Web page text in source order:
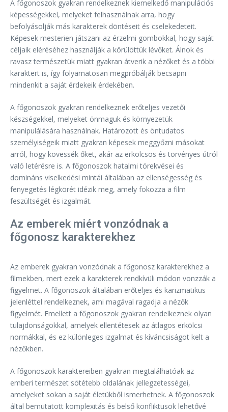
A főgonoszok gyakran rendelkeznek kiemelkedő manipulációs
képességekkel, melyeket felhasználnak arra, hogy
befolyásolják más karakterek döntéseit és cselekedeteit.
Képesek mesterien játszani az érzelmi gombokkal, hogy saját
céljaik eléréséhez használják a körülöttük lévőket. Álnok és
ravasz természetük miatt gyakran átverik a nézőket és a többi
karaktert is, így folyamatosan megpróbálják becsapni
mindenkit a saját érdekeik érdekében.
A főgonoszok gyakran rendelkeznek erőteljes vezetői
készségekkel, melyeket önmaguk és környezetük
manipulálására használnak. Határozott és öntudatos
személyiségeik miatt gyakran képesek meggyőzni másokat
arról, hogy kövessék őket, akár az erkölcsös és törvényes útról
való letérésre is. A főgonoszok hatalmi törekvései és
domináns viselkedési mintái általában az ellenségesség és
fenyegetés légkörét idézik meg, amely fokozza a film
feszültségét és izgalmát.
Az emberek miért vonzódnak a
főgonosz karakterekhez
Az emberek gyakran vonzódnak a főgonosz karakterekhez a
filmekben, mert ezek a karakterek rendkívüli módon vonzzák a
figyelmet. A főgonoszok általában erőteljes és karizmatikus
jelenléttel rendelkeznek, ami magával ragadja a nézők
figyelmét. Emellett a főgonoszok gyakran rendelkeznek olyan
tulajdonságokkal, amelyek ellentétesek az átlagos erkölcsi
normákkal, és ez különleges izgalmat és kíváncsiságot kelt a
nézőkben.
A főgonoszok karaktereiben gyakran megtalálhatóak az
emberi természet sötétebb oldalának jellegzetességei,
amelyeket sokan a saját életükből ismerhetnek. A főgonoszok
által bemutatott komplexitás és belső konfliktusok lehetővé